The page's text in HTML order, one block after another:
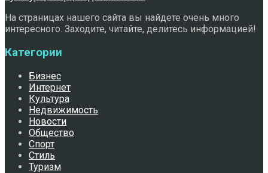
На страницах нашего сайта вы найдете очень много
интересного. Заходите, читайте, делитесь информацией!
Категории
Бизнес
Интернет
Культура
Недвижимость
Новости
Общество
Спорт
Стиль
Туризм